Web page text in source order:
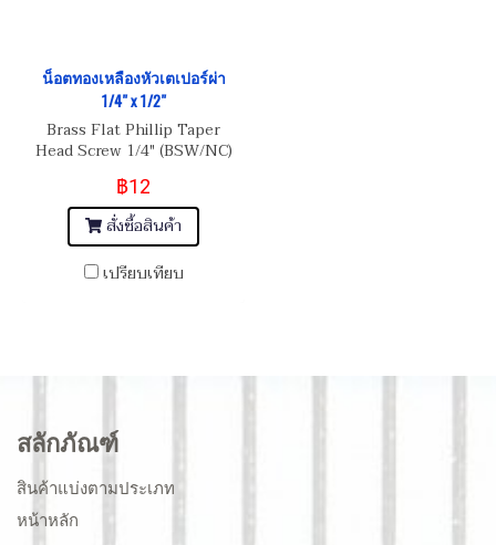
น็อตทองเหลืองหัวเตเปอร์ผ่า
1/4" x 1/2"
Brass Flat Phillip Taper
Head Screw 1/4" (BSW/NC)
฿12
สั่งซื้อสินค้า
เปรียบเทียบ
สลักภัณฑ์
สินค้าแบ่งตามประเภท
หน้าหลัก